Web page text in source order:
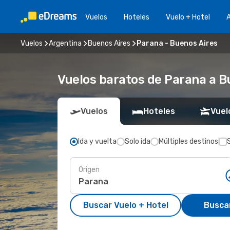
Vuelos Hoteles Vuelo + Hotel
Vuelos Argentina Buenos Aires Parana - Buenos Aires
Vuelos baratos de Parana a
Vuelos Hoteles
Ida y vuelta Solo ida Múltiples destinos
Origen
Buscar Vuelo + Hotel